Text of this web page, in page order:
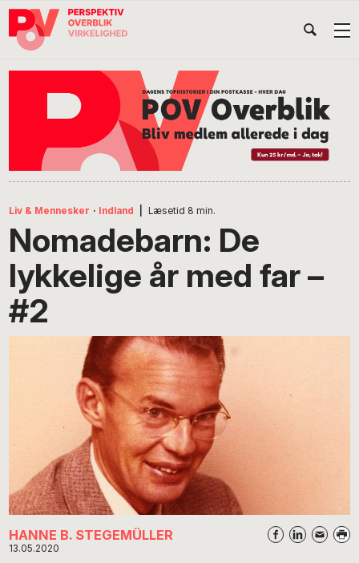
Gå
direkte
Skip
indhold
Gå
direkte
Liv & Mennesker · Indland Læsetid 8 min.
Nomadebarn: De
lykkelige år med far –
#2
HANNE B. STEGEMÜLLER
13.05.2020